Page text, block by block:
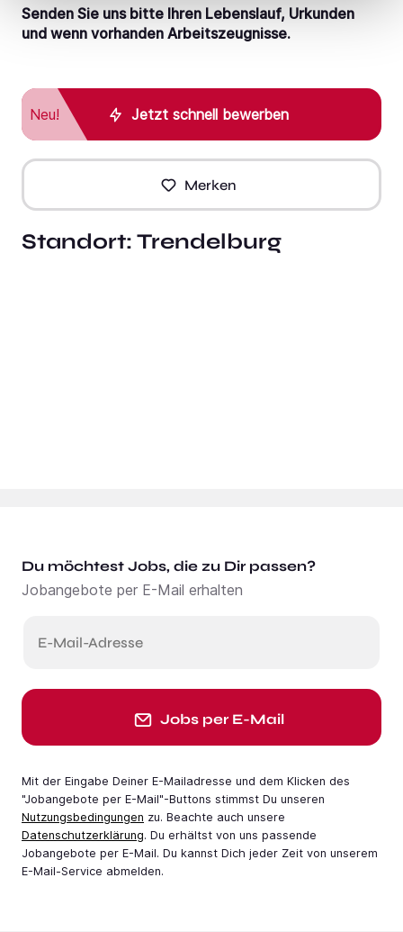
Senden Sie uns bitte Ihren Lebenslauf, Urkunden
und wenn vorhanden Arbeitszeugnisse.
Jetzt schnell bewerben
Neu!
Merken
Standort: Trendelburg
Du möchtest Jobs, die zu Dir passen?
Jobangebote per E-Mail erhalten
E-Mail-Adresse
Jobs per E-Mail
Mit der Eingabe Deiner E-Mail­adresse und dem Klicken des
"Jobangebote per E-Mail"-Buttons stimmst Du unseren
Nutzungsbedingungen zu. Beachte auch unsere
Datenschutzerklärung. Du erhältst von uns passende
Jobangebote per E-Mail. Du kannst Dich jeder Zeit von unserem
E-Mail-Service abmelden.